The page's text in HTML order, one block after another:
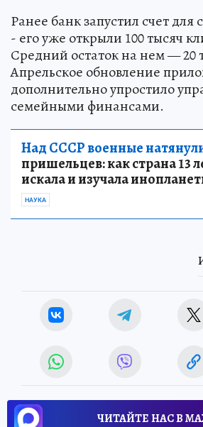
Ранее банк запустил счет для
- его уже открыли 100 тысяч
Средний остаток на нем — 20
Апрельское обновление
дополнительно упростило
семейными финансами.
Над СССР военные
пришельцев: как страна 13
искала и изучала
НАУКА
ЧИТАЙТЕ НАС В